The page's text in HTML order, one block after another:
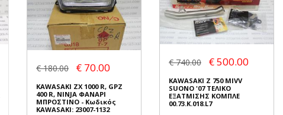
€ 180.00 € 70.00
KAWASAKI ZX 1000 R, GPZ
400 R, NINJA ΦΑΝΑΡΙ
ΜΠΡΟΣΤΙΝΟ - Κωδικός
KAWASAKI: 23007-1132
€ 740.00 € 500.00
KAWASAKI Z 750 MIVV
SUONO '07 ΤΕΛΙΚΟ
ΕΞΑΤΜΙΣΗΣ ΚΟΜΠΛΕ
00.73.K.018.L7